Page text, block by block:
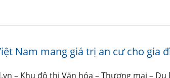
Nam mang giá trị an cư cho gia
– Khu đô thị Văn hóa – Thương mại –